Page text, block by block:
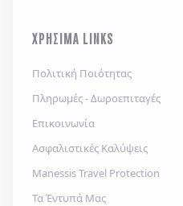
ΧΡΗΣΙΜΑ LINKS
Πολιτική Ποιότητας
Πληρωμές - Δωροεπιταγές
Επικοινωνία
Ασφαλιστικές Καλύψεις
Manessis Travel Protection
Τα Έντυπά Μας